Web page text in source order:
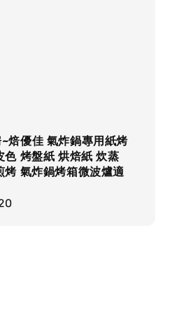
焙優佳 氣炸鍋專用紙烤
色 烤盤紙 烘焙紙 炊蒸
烤 氣炸鍋烤箱微波爐適